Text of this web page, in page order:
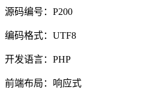
源码编号：P200
编码格式：UTF8
开发语言：PHP
前端布局：响应式